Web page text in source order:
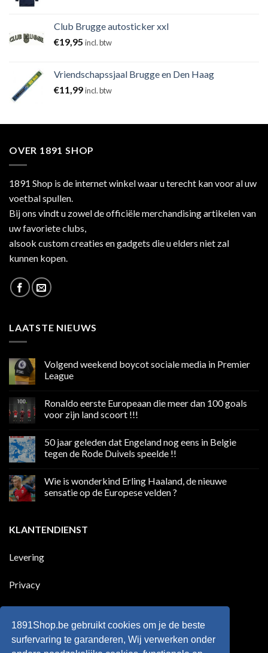
Club Brugge autosticker xxl
€19,95 incl. btw
Vriendschapssjaal Brugge en Den Haag
€11,99incl. btw
OVER 1891 SHOP
1891 Shop is de internet winkel waar u terecht kan voor al uw
voetbal spullen.
Bij ons vindt u zowel de officiële merchandising artikelen van
uw favoriete clubs,
alsook custom creaties en gadgets die u elders niet zal
kunnen kopen.
LAATSTE NIEUWS
Volgend weekend boycot sociale media in Premier
League
op
weekend
media
in
Premier
Ronaldo eerste Europeaan die meer dan 100 goals
voor zijn land scoort !!!
op
Ronaldo
eerste
meer
100
land
scoort
50 jaar geleden dat Engeland nog eens in Belgie
tegen de Rode Duivels speelde !!
op
jaar
nog
eens
tegen
Wie is wonderkind Erling Haaland, de nieuwe
sensatie op de Europese velden ?
Wie
is
Haaland,
Europese
KLANTENDIENST
Levering
Privacy
Retourneren
1891Shop.be gebruikt cookies om je de beste
surfervaring te garanderen, Wij verwerken onder